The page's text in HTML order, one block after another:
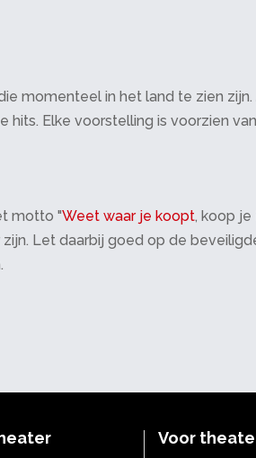
momenteel in het land te zien
hits. Elke voorstelling is voorzien
motto "Weet waar je koopt, koop
Let daarbij goed op de
Voor